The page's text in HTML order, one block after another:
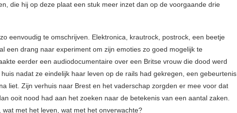
die hij op deze plaat een stuk meer inzet dan op de voorgaande drie
eenvoudig te omschrijven. Elektronica, krautrock, postrock, een beetje
een drang naar experiment om zijn emoties zo goed mogelijk te
eerder een audiodocumentaire over een Britse vrouw die dood werd
nadat ze eindelijk haar leven op de rails had gekregen, een gebeurtenis
liet. Zijn verhuis naar Brest en het vaderschap zorgden er mee voor dat
ooit nood had aan het zoeken naar de betekenis van een aantal zaken.
wat met het leven, wat met het onverwachte?